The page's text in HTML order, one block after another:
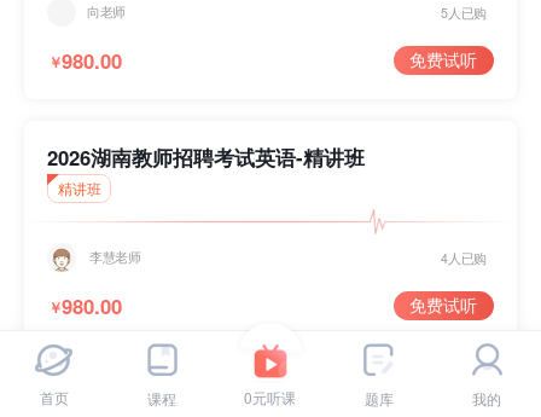
向老师 5人已购
￥980.00 免费试听
2026湖南教师招聘考试英语-精讲班
精讲班
李慧老师 4人已购
￥980.00 免费试听
2026湖南教师招聘考试语文-精讲班
首页 课程 0元听课 题库 我的